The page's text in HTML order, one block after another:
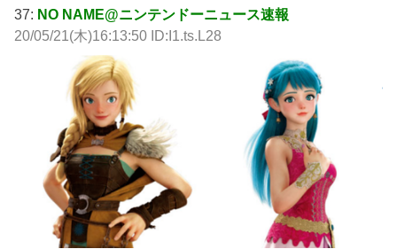
37: NO NAME@ニンテンドーニュース速報
20/05/21(木)16:13:50 ID:I1.ts.L28